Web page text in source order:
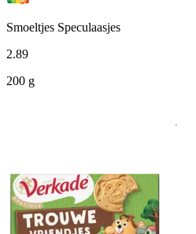
Smoeltjes Speculaasjes
2.89
200 g